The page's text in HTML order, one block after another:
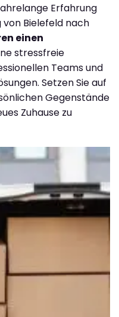
Erfahrung
von Bielefeld nach
einen
stressfreie
Teams und
Setzen Sie auf
Gegenstände
Zuhause zu